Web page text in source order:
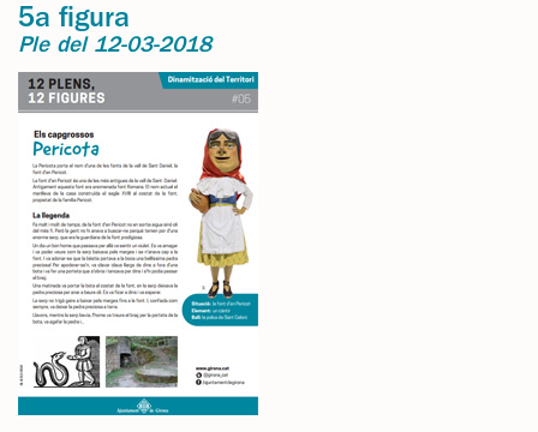
5a figura
Ple del 12-03-2018